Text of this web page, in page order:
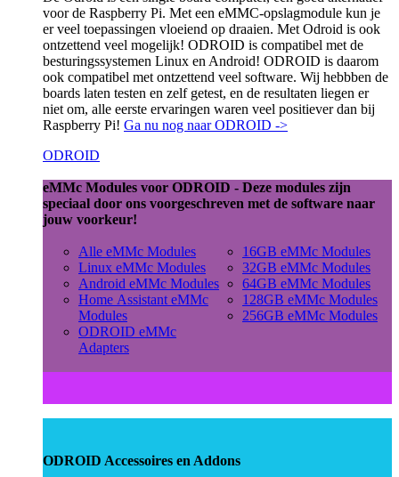
voor de Raspberry Pi. Met een eMMC-opslagmodule kun je
er veel toepassingen vloeiend op draaien. Met Odroid is ook
ontzettend veel mogelijk! ODROID is compatibel met de
besturingssystemen Linux en Android! ODROID is daarom
ook compatibel met ontzettend veel software. Wij hebbben de
boards laten testen en zelf getest, en de resultaten liegen er
niet om, alle eerste ervaringen waren veel positiever dan bij
Raspberry Pi! Ga nu nog naar ODROID ->
ODROID
eMMc Modules voor ODROID - Deze modules zijn
speciaal door ons voorgeschreven met de software naar
jouw voorkeur!
Alle eMMc Modules
Linux eMMc Modules
Android eMMc Modules
Home Assistant eMMc
Modules
ODROID eMMc
Adapters
16GB eMMc Modules
32GB eMMc Modules
64GB eMMc Modules
128GB eMMc Modules
256GB eMMc Modules
ODROID Accessoires en Addons